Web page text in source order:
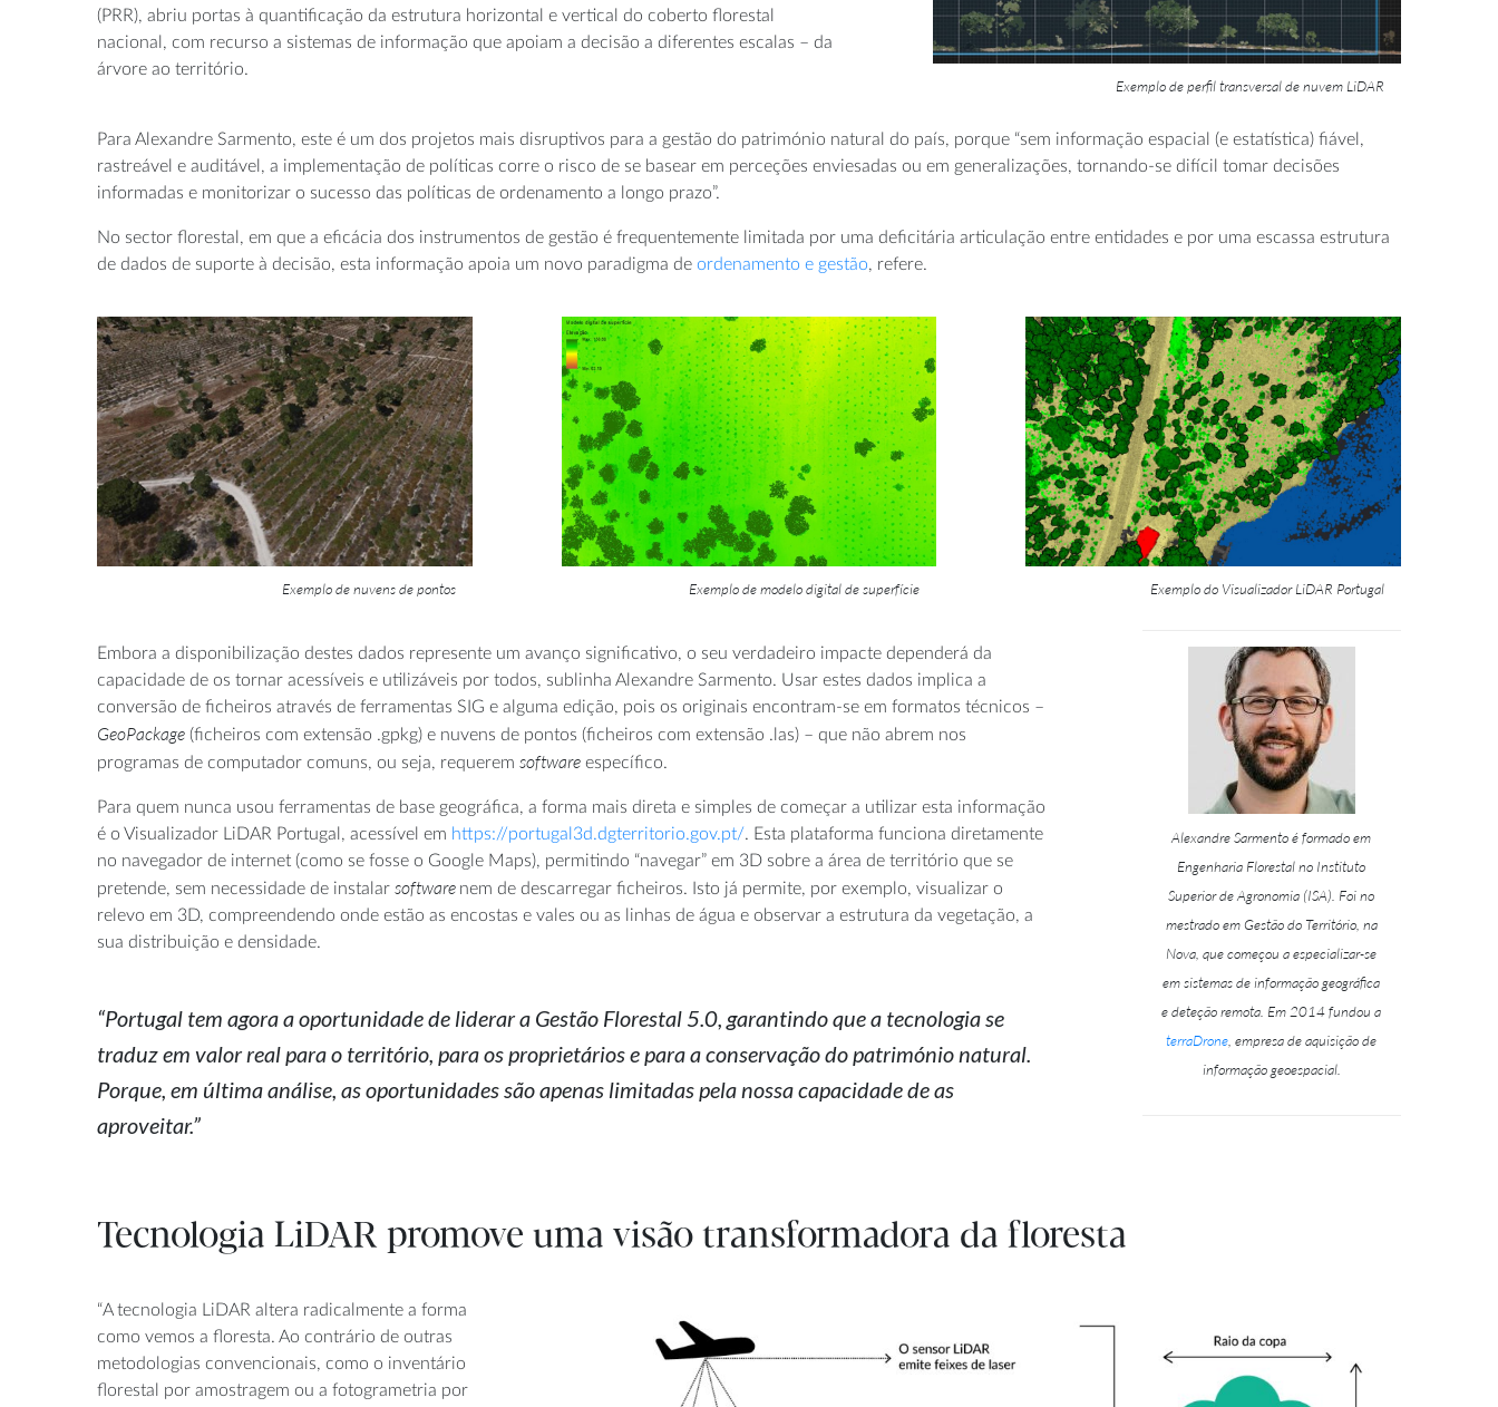
(PRR), abriu portas à quantificação da estrutura horizontal e vertical do coberto florestal
nacional, com recurso a sistemas de informação que apoiam a decisão a diferentes escalas – da
árvore ao território.
Exemplo de perfil transversal de nuvem LiDAR
Para Alexandre Sarmento, este é um dos projetos mais disruptivos para a gestão do património natural do país, porque “sem informação espacial (e estatística) fiável,
rastreável e auditável, a implementação de políticas corre o risco de se basear em perceções enviesadas ou em generalizações, tornando-se difícil tomar decisões
informadas e monitorizar o sucesso das políticas de ordenamento a longo prazo”.
No sector florestal, em que a eficácia dos instrumentos de gestão é frequentemente limitada por uma deficitária articulação entre entidades e por uma escassa estrutura
de dados de suporte à decisão, esta informação apoia um novo paradigma de ordenamento e gestão, refere.
Exemplo de nuvens de pontos Exemplo de modelo digital de superfície Exemplo do Visualizador LiDAR Portugal
Embora a disponibilização destes dados represente um avanço significativo, o seu verdadeiro impacte dependerá da
capacidade de os tornar acessíveis e utilizáveis por todos, sublinha Alexandre Sarmento. Usar estes dados implica a
conversão de ficheiros através de ferramentas SIG e alguma edição, pois os originais encontram-se em formatos técnicos –
GeoPackage (ficheiros com extensão .gpkg) e nuvens de pontos (ficheiros com extensão .las) – que não abrem nos
programas de computador comuns, ou seja, requerem software específico.
Para quem nunca usou ferramentas de base geográfica, a forma mais direta e simples de começar a utilizar esta informação
é o Visualizador LiDAR Portugal, acessível em https://portugal3d.dgterritorio.gov.pt/. Esta plataforma funciona diretamente
no navegador de internet (como se fosse o Google Maps), permitindo “navegar” em 3D sobre a área de território que se
pretende, sem necessidade de instalar software nem de descarregar ficheiros. Isto já permite, por exemplo, visualizar o
relevo em 3D, compreendendo onde estão as encostas e vales ou as linhas de água e observar a estrutura da vegetação, a
sua distribuição e densidade.
“Portugal tem agora a oportunidade de liderar a Gestão Florestal 5.0, garantindo que a tecnologia se
traduz em valor real para o território, para os proprietários e para a conservação do património natural.
Porque, em última análise, as oportunidades são apenas limitadas pela nossa capacidade de as
aproveitar.”
Alexandre Sarmento é formado em
Engenharia Florestal no Instituto
Superior de Agronomia (ISA). Foi no
mestrado em Gestão do Território, na
Nova, que começou a especializar-se
em sistemas de informação geográfica
e deteção remota. Em 2014 fundou a
terraDrone, empresa de aquisição de
informação geoespacial.
Tecnologia LiDAR promove uma visão transformadora da floresta
“A tecnologia LiDAR altera radicalmente a forma
como vemos a floresta. Ao contrário de outras
metodologias convencionais, como o inventário
florestal por amostragem ou a fotogrametria por